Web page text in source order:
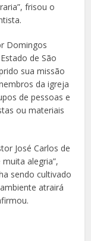
frisou o
Domingos
de São
sua missão
da igreja
de pessoas e
ou materiais
José Carlos de
alegria”,
sendo cultivado
atrairá